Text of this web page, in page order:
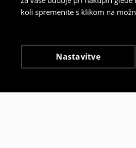
koli spremenite s klikom na
Nastavitve